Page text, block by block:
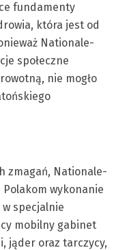
fundamenty
która jest od
Nationale-
społeczne
nie mogło
zmagań, Nationale-
wykonanie
specjalnie
mobilny gabinet
jąder oraz tarczycy,